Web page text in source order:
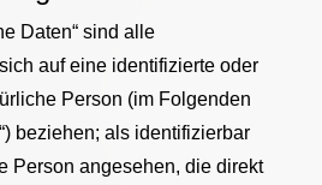
Daten“ sind alle
auf eine identifizierte oder
Person (im Folgenden
beziehen; als identifizierbar
Person angesehen, die direkt